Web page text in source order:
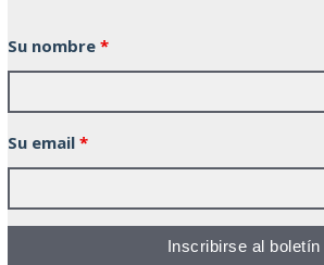
Su nombre *
Su email *